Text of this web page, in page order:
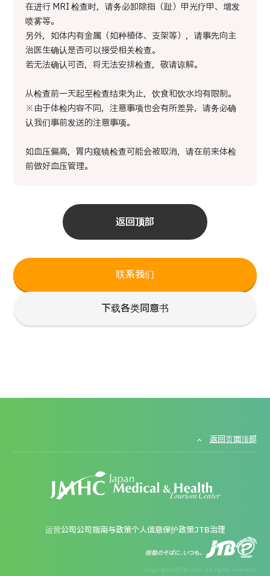
联系我们
下载各类同意书
在进行 MRI 检查时，请务必卸除指（趾）甲光疗甲、增发
喷雾等。
另外，如体内有金属（如种植体、支架等），请事先向主
治医生确认是否可以接受相关检查。
若无法确认可否，将无法安排检查，敬请谅解。
从检查前一天起至检查结束为止，饮食和饮水均有限制。
※由于体检内容不同，注意事项也会有所差异，请务必确
认我们事前发送的注意事项。
如血压偏高，胃内窥镜检查可能会被取消，请在前来体检
前做好血压管理。
返回顶部
返回页面顶部
运营公司公司指南与政策个人信息保护政策JTB治理
copyright (c)JTB Corp. all rights reserved.